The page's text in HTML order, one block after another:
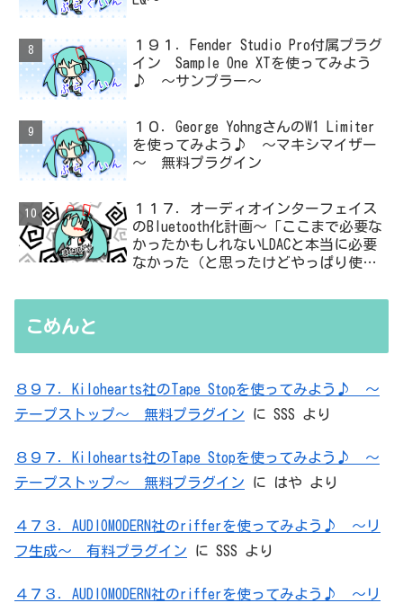
１９１．Fender Studio Pro付属プラグ
イン Sample One XTを使ってみよう
♪ ～サンプラー～
１０．George YohngさんのW1 Limiter
を使ってみよう♪ ～マキシマイザー
～ 無料プラグイン
１１７．オーディオインターフェイス
のBluetooth化計画～「ここまで必要な
かったかもしれないLDACと本当に必要
なかった（と思ったけどやっぱり使っ
無駄を重ねた結論はシンプルだった
こめんと
８９７．Kilohearts社のTape Stopを使ってみよう♪ ～
テープストップ～ 無料プラグイン に SSS より
８９７．Kilohearts社のTape Stopを使ってみよう♪ ～
テープストップ～ 無料プラグイン に はや より
４７３．AUDIOMODERN社のrifferを使ってみよう♪ ～リ
フ生成～ 有料プラグイン に SSS より
４７３．AUDIOMODERN社のrifferを使ってみよう♪ ～リ